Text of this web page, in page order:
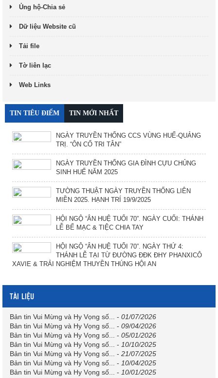
Ủng hộ-Chia sẻ
Dữ liệu Website cũ
Tải file
Tờ liên lạc
Web Links
TIN TIÊU ĐIỂM TIN MỚI NHẤT
NGÀY TRUYỀN THỐNG CCS VÙNG HUẾ-QUẢNG
TRỊ. “ÔN CỐ TRI TÂN”
NGÀY TRUYỀN THỐNG GIA ĐÌNH CỰU CHỦNG
SINH HUẾ NĂM 2025
TƯỜNG THUẬT NGÀY TRUYỀN THỐNG LIÊN
MIỀN 2025. HẠNH TRÍ 19/9/2025
HỘI NGỘ “ÂN HUỆ TUỔI 70”. NGÀY CUỐI: THÁNH
LỄ BẾ MẠC & TIỆC CHIA TAY
HỘI NGỘ “ÂN HUỆ TUỔI 70”. NGÀY THỨ 4:
THÁNH LỄ TẠI TỪ ĐƯỜNG ĐĐK ĐHY PHANXICÔ
XAVIE & TRẢI NGHIỆM THUYỀN THÚNG HỘI AN
TÀI LIỆU
Bản tin Vui Mừng và Hy Vọng số... - 01/07/2026
Bản tin Vui Mừng và Hy Vọng số...
- 09/04/2026
Bản tin Vui Mừng và Hy Vọng số...
- 05/01/2026
Bản tin Vui Mừng và Hy Vọng số...
- 10/10/2025
Bản tin Vui Mừng và Hy Vọng số...
- 21/07/2025
Bản tin Vui Mừng và Hy Vọng số...
- 10/04/2025
Bản tin Vui Mừng và Hy Vọng số...
- 10/01/2025